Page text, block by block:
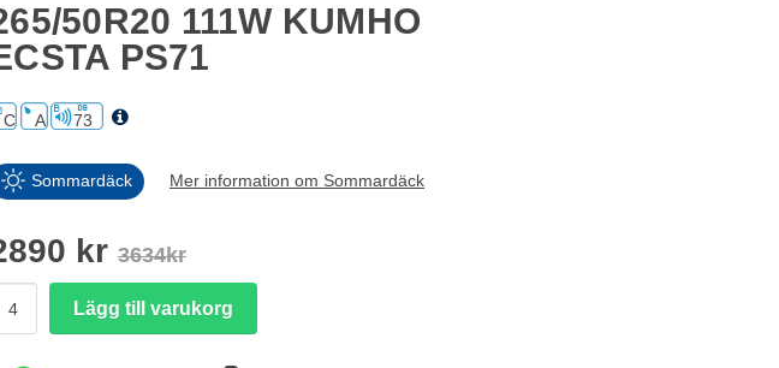
50R20 111W KUMHO
PS71
C A 73
Sommardäck Mer information om Sommardäck
kr 3634kr